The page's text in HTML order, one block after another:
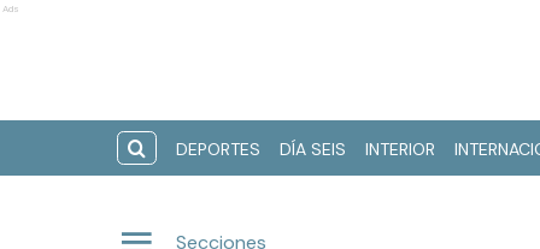
Ads
DEPORTES DÍA SEIS INTERIOR
Secciones